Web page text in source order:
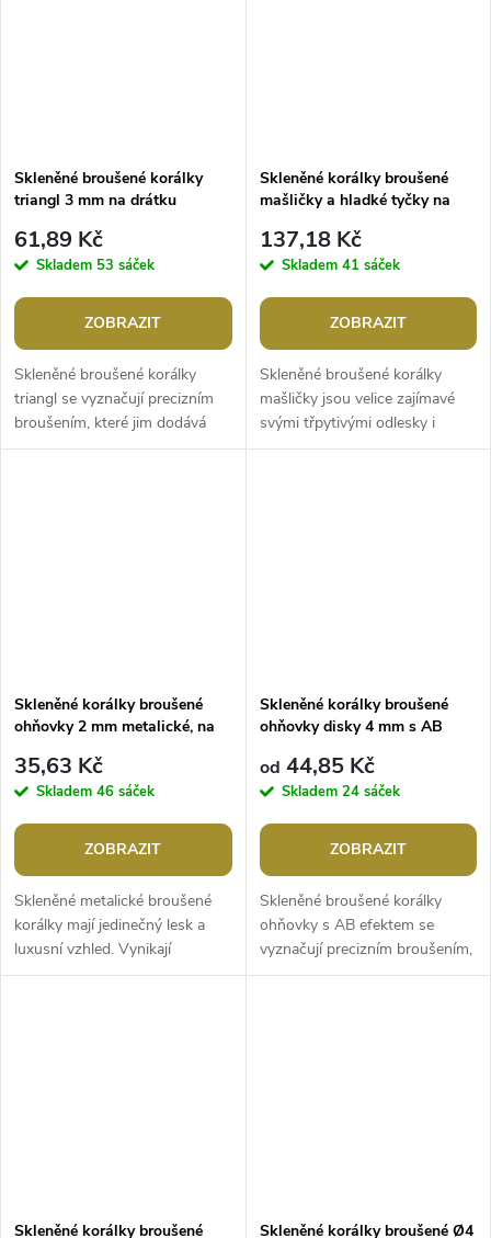
Skleněné broušené korálky
triangl 3 mm na drátku
61,89 Kč
Skladem 53 sáček
ZOBRAZIT
Skleněné broušené korálky
triangl se vyznačují precizním
broušením, které jim dodává
jedinečný lesk a zajímavý tvar.
Skleněné korálky broušené
mašličky a hladké tyčky na
137,18 Kč
Skladem 41 sáček
ZOBRAZIT
Skleněné broušené korálky
mašličky jsou velice zajímavé
svými třpytivými odlesky i
tvarem. Jsou navlečené na
Skleněné korálky broušené
ohňovky 2 mm metalické, na
35,63 Kč
Skladem 46 sáček
ZOBRAZIT
Skleněné metalické broušené
korálky mají jedinečný lesk a
luxusní vzhled. Vynikají
především svým třpytem. Díky
Skleněné korálky broušené
ohňovky disky 4 mm s AB
od 44,85 Kč
Skladem 24 sáček
ZOBRAZIT
Skleněné broušené korálky
ohňovky s AB efektem se
vyznačují precizním broušením,
které jim dodává jedinečný lesk
Skleněné korálky broušené Skleněné korálky broušené Ø4